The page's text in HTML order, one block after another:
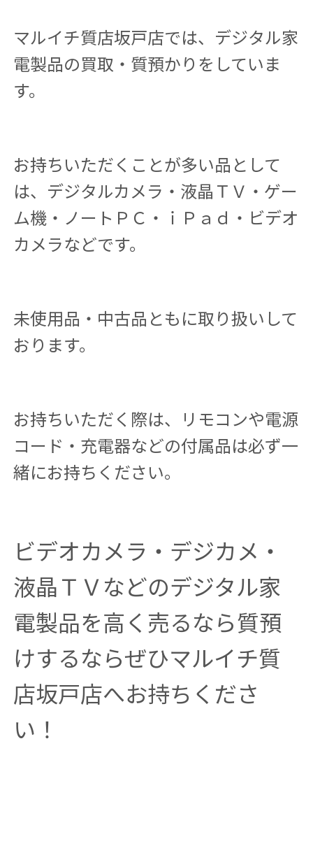
マルイチ質店坂戸店では、デジタル家
電製品の買取・質預かりをしていま
す。
お持ちいただくことが多い品として
は、デジタルカメラ・液晶ＴＶ・ゲー
ム機・ノートＰＣ・ｉＰａｄ・ビデオ
カメラなどです。
未使用品・中古品ともに取り扱いして
おります。
お持ちいただく際は、リモコンや電源
コード・充電器などの付属品は必ず一
緒にお持ちください。
ビデオカメラ・デジカメ・
液晶ＴＶなどのデジタル家
電製品を高く売るなら質預
けするならぜひマルイチ質
店坂戸店へお持ちくださ
い！